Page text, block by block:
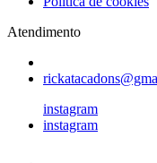
Atendimento
instagram
instagram